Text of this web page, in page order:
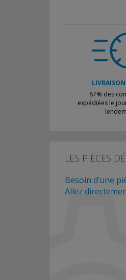
87% des
expédiées le
LES PIÈCES
Besoin d’une
Allez